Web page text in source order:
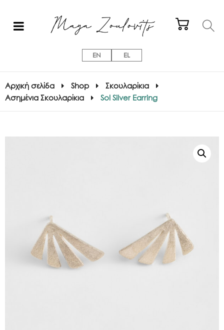
EN EL
Αρχική σελίδα Shop
Σκουλαρίκια
Ασημένια Σκουλαρίκια
Sol Silver Earring